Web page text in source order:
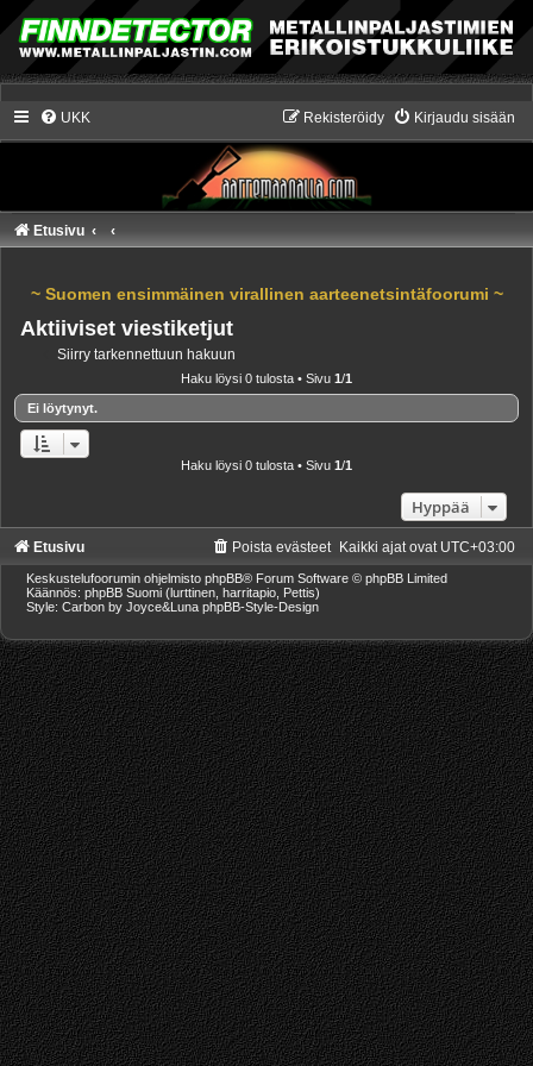
UKK Kirjaudu sisään
Rekisteröidy
Etusivu
~ Suomen ensimmäinen virallinen aarteenetsintäfoorumi ~
Aktiiviset viestiketjut
Siirry tarkennettuun hakuun
Haku löysi 0 tulosta • Sivu 1/1
Ei löytynyt.
Haku löysi 0 tulosta • Sivu 1/1
Hyppää
Etusivu Kaikki ajat ovat UTC+03:00
Poista evästeet
Keskustelufoorumin ohjelmisto phpBB® Forum Software © phpBB Limited
Käännös: phpBB Suomi (lurttinen, harritapio, Pettis)
Style: Carbon by Joyce&Luna phpBB-Style-Design